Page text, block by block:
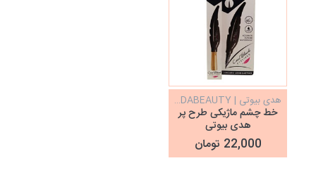
هدی بیوتی | HUDABEAUTY
خط چشم ماژیکی طرح پر
هدی بیوتی
HudaBeauty
22,000 تومان